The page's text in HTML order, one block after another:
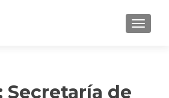
Secretaría de